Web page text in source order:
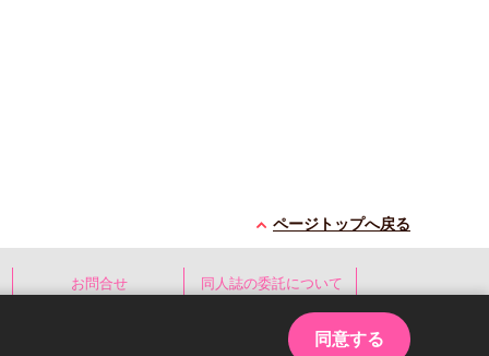
ページトップへ戻る
お問合せ 同人誌の委託について
同意する